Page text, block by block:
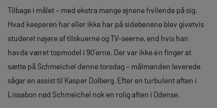
Tilbage i målet – med ekstra mange øjnene hvilende på sig.
Hvad keeperen har eller ikke har på sidebenene blev givetvis
studeret nøjere af tilskuerne og TV-seerne, end hvis han
havde været topmodel i 90’erne. Der var ikke én finger at
sætte på Schmeichel denne torsdag – målmanden leverede
sågar en assist til Kasper Dolberg. Efter en turbulent aften i
Lissabon nød Schmeichel nok en rolig aften i Odense.